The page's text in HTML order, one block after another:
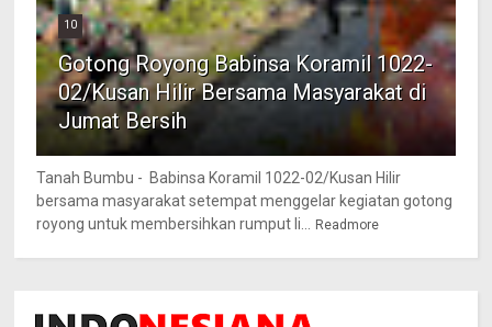
10
Gotong Royong Babinsa Koramil 1022-
02/Kusan Hilir Bersama Masyarakat di
Jumat Bersih
Tanah Bumbu - Babinsa Koramil 1022-02/Kusan Hilir
bersama masyarakat setempat menggelar kegiatan gotong
royong untuk membersihkan rumput li...
Readmore